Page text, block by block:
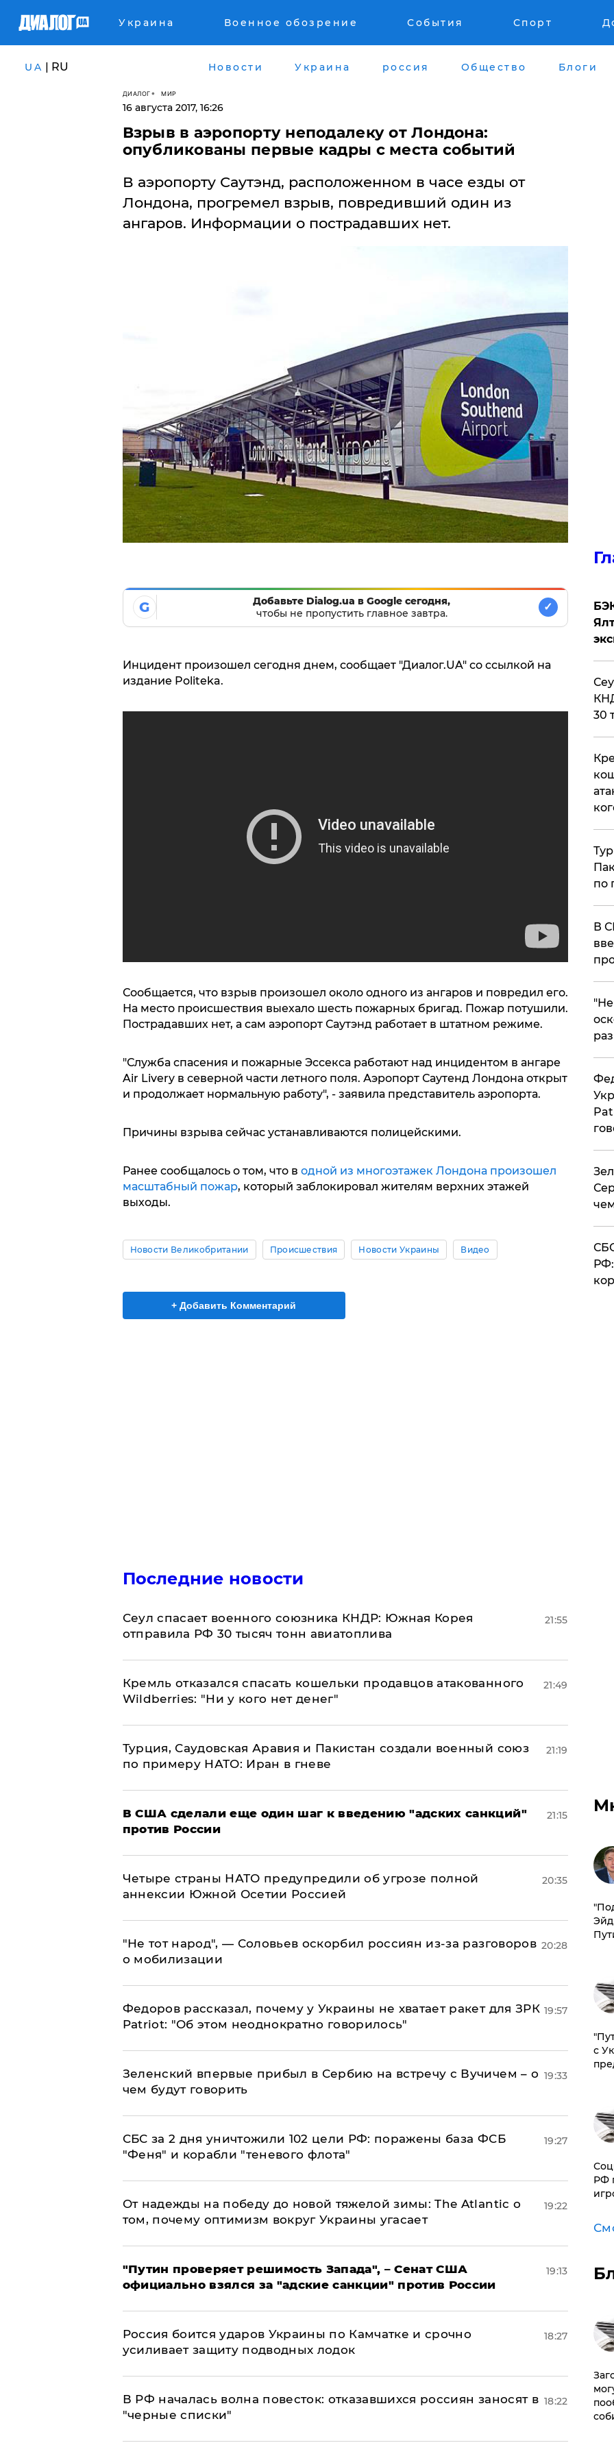
Украина Военное обозрение События Спорт
UA | RU Новости Украина россия Общество Блоги
ДИАЛОГ МИР
16 августа 2017, 16:26
Взрыв в аэропорту неподалеку от Лондона:
опубликованы первые кадры с места событий
В аэропорту Саутэнд, расположенном в часе езды от
Лондона, прогремел взрыв, повредивший один из
ангаров. Информации о пострадавших нет.
G
Добавьте Dialog.ua в Google сегодня,
чтобы не пропустить главное завтра.
✓
Инцидент произошел сегодня днем, сообщает "Диалог.UA" со ссылкой на
издание Politeka.
Сообщается, что взрыв произошел около одного из ангаров и повредил его.
На место происшествия выехало шесть пожарных бригад. Пожар потушили.
Пострадавших нет, а сам аэропорт Саутэнд работает в штатном режиме.
"Служба спасения и пожарные Эссекса работают над инцидентом в ангаре
Air Livery в северной части летного поля. Аэропорт Саутенд Лондона открыт
и продолжает нормальную работу", - заявила представитель аэропорта.
Причины взрыва сейчас устанавливаются полицейскими.
Ранее сообщалось о том, что в одной из многоэтажек Лондона произошел
масштабный пожар, который заблокировал жителям верхних этажей
выходы.
Новости Великобритании Происшествия Новости Украины Видео
+ Добавить Комментарий
Последние новости
​Сеул спасает военного союзника КНДР: Южная Корея
отправила РФ 30 тысяч тонн авиатоплива
21:55
Кремль отказался спасать кошельки продавцов атакованного
Wildberries: "Ни у кого нет денег"
21:49
Турция, Саудовская Аравия и Пакистан создали военный союз
по примеру НАТО: Иран в гневе
21:19
В США сделали еще один шаг к введению "адских санкций"
против России
21:15
Четыре страны НАТО предупредили об угрозе полной
аннексии Южной Осетии Россией
20:35
​"Не тот народ", — Соловьев оскорбил россиян из-за разговоров
о мобилизации
20:28
Федоров рассказал, почему у Украины не хватает ракет для ЗРК
Patriot: "Об этом неоднократно говорилось"
19:57
Зеленский впервые прибыл в Сербию на встречу с Вучичем – о
чем будут говорить
19:33
СБС за 2 дня уничтожили 102 цели РФ: поражены база ФСБ
"Феня" и корабли "теневого флота"
19:27
От надежды на победу до новой тяжелой зимы: The Atlantic о
том, почему оптимизм вокруг Украины угасает
19:22
"Путин проверяет решимость Запада", – Сенат США
официально взялся за "адские санкции" против России
19:13
Россия боится ударов Украины по Камчатке и срочно
усиливает защиту подводных лодок
18:27
​В РФ началась волна повесток: отказавшихся россиян заносят в
"черные списки"
18:22
30
по
В
с
РФ